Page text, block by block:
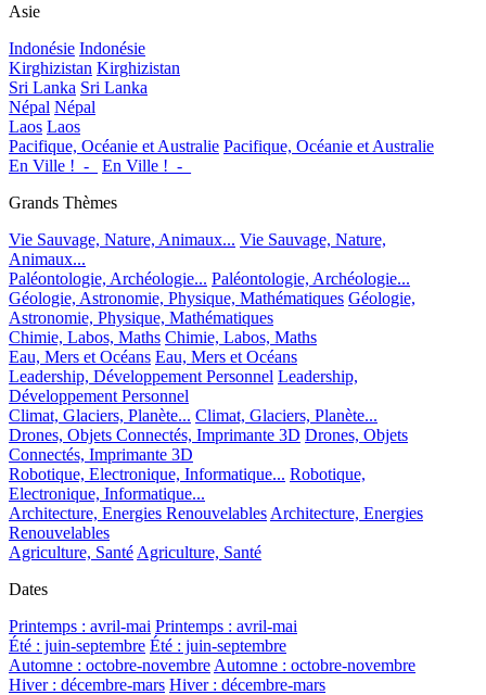
Asie
Indonésie Indonésie
Kirghizistan Kirghizistan
Sri Lanka Sri Lanka
Népal Népal
Laos Laos
Pacifique, Océanie et Australie Pacifique, Océanie et Australie
En Ville !_-_
En Ville !_-_
Grands Thèmes
Vie Sauvage, Nature, Animaux... Vie Sauvage, Nature,
Animaux...
Paléontologie, Archéologie... Paléontologie, Archéologie...
Géologie, Astronomie, Physique, Mathématiques Géologie,
Astronomie, Physique, Mathématiques
Chimie, Labos, Maths Chimie, Labos, Maths
Eau, Mers et Océans Eau, Mers et Océans
Leadership, Développement Personnel Leadership,
Développement Personnel
Climat, Glaciers, Planète... Climat, Glaciers, Planète...
Drones, Objets Connectés, Imprimante 3D Drones, Objets
Connectés, Imprimante 3D
Robotique, Electronique, Informatique... Robotique,
Electronique, Informatique...
Architecture, Energies Renouvelables Architecture, Energies
Renouvelables
Agriculture, Santé Agriculture, Santé
Dates
Printemps : avril-mai Printemps : avril-mai
Été : juin-septembre Été : juin-septembre
Automne : octobre-novembre Automne : octobre-novembre
Hiver : décembre-mars Hiver : décembre-mars